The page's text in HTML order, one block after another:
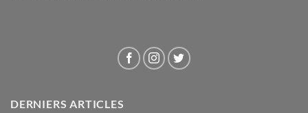
DERNIERS ARTICLES